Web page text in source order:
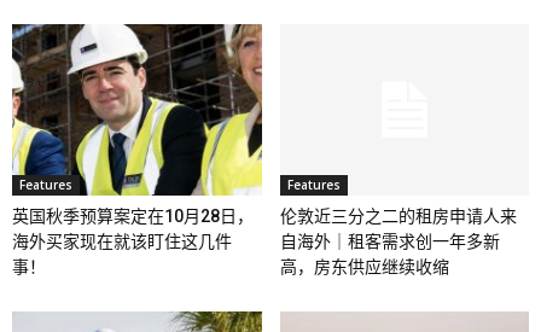
Features
英国秋季预算案定在10月28日，
海外买家现在就该盯住这几件
事！
Features
伦敦近三分之二的租房申请人来
自海外｜租客需求创一年多新
高，房东供应继续收缩